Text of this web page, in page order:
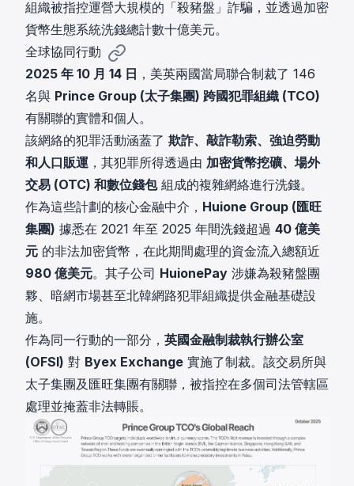
組織被指控運營大規模的「殺豬盤」詐騙，並透過加密
貨幣生態系統洗錢總計數十億美元。
全球協同行動
2025 年 10 月 14 日 ，美英兩國當局聯合制裁了 146
名與 Prince Group (太子集團) 跨國犯罪組織 (TCO)
有關聯的實體和個人。
該網絡的犯罪活動涵蓋了 欺詐、敲詐勒索、強迫勞動
和人口販運 ，其犯罪所得透過由 加密貨幣挖礦、場外
交易 (OTC) 和數位錢包組成的複雜網絡進行洗錢。
作為這些計劃的核心金融中介， Huione Group (匯旺
集團) 據悉在 2021 年至 2025 年間洗錢超過 40 億美
元 的非法加密貨幣，在此期間處理的資金流入總額近
980 億美元。其子公司 HuionePay 涉嫌為殺豬盤團
夥、暗網市場甚至北韓網路犯罪組織提供金融基礎設
施。
作為同一行動的一部分， 英國金融制裁執行辦公室
(OFSI) 對 Byex Exchange 實施了制裁。該交易所與
太子集團及匯旺集團有關聯，被指控在多個司法管轄區
處理並掩蓋非法轉賬。